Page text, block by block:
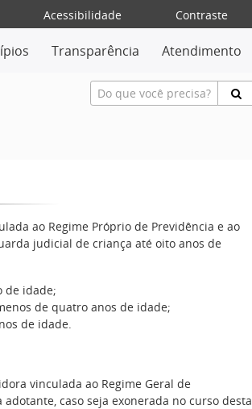
Acessibilidade
Contraste
Transparência Atendimento
ao Regime Próprio de Previdência e ao
judicial de criança até oito anos de
de idade;
de quatro anos de idade;
de idade.
vinculada ao Regime Geral de
caso seja exonerada no curso desta